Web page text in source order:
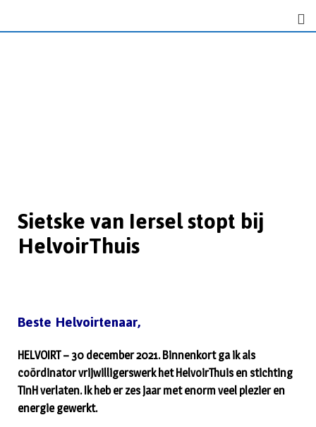
Sietske van Iersel stopt bij
HelvoirThuis
Beste Helvoirtenaar,
HELVOIRT – 30 december 2021. Binnenkort ga ik als
coördinator vrijwilligerswerk het HelvoirThuis en stichting
TinH verlaten. Ik heb er zes jaar met enorm veel plezier en
energie gewerkt.